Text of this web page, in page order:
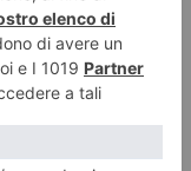
(i POP prodotti
con fondi Fsc di
del materiale
gli affidamenti del
del confronto
portando alla